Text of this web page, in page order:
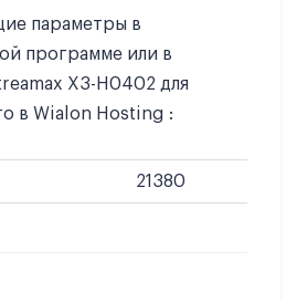
параметры в
программе или в
X3-H0402 для
в Wialon Hosting :
21380